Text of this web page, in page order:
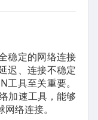
稳定的网络连接
迟、连接不稳定
具至关重要。
加速工具，能够
络连接。